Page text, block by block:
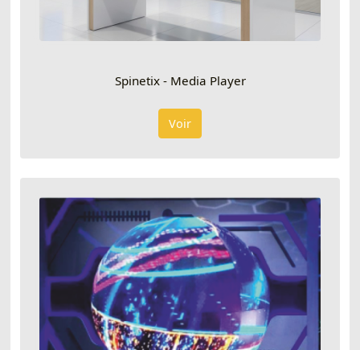
Spinetix - Media Player
Voir